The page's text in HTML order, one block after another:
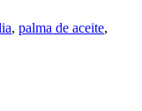
, palma de aceite,